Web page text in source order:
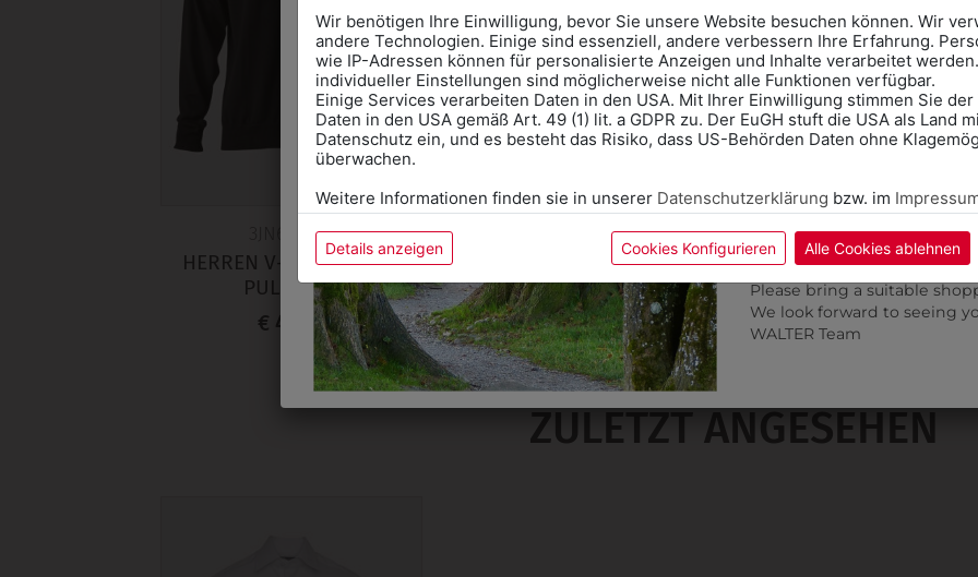
3JN659002
HERREN V-AUSSCHNITT
PULLOVER
€ 42,90
3413030SCHW
KLASSISCHER LEDERGÜRTEL
€ 25,90
313177000011
HERRENHOSE SF
€ 103,90
ZULETZT ANGESEHEN
Wir benötigen Ihre Einwilligung, bevor Sie unsere Website besuchen können. Wir
andere Technologien. Einige sind essenziell, andere verbessern Ihre Erfahrung.
wie IP-Adressen können für personalisierte Anzeigen und Inhalte verarbeitet
individueller Einstellungen sind möglicherweise nicht alle Funktionen verfügbar.
Einige Services verarbeiten Daten in den USA. Mit Ihrer Einwilligung stimmen Sie
Daten in den USA gemäß Art. 49 (1) lit. a GDPR zu. Der EuGH stuft die USA als Land
Datenschutz ein, und es besteht das Risiko, dass US-Behörden Daten ohne
überwachen.
Weitere Informationen finden sie in unserer Datenschutzerklärung bzw. im
Details anzeigen Cookies Konfigurieren Alle Cookies ablehnen
das Kalendersymbol.
Ohne Termin kann es zu
Bitte nehmen Sie eine
für Ihren Einkauf mit.
Wir freuen uns - Das
correct school.
calendar icon.
Without an appointment,
Please bring a suitable
We look forward to seeing
WALTER Team